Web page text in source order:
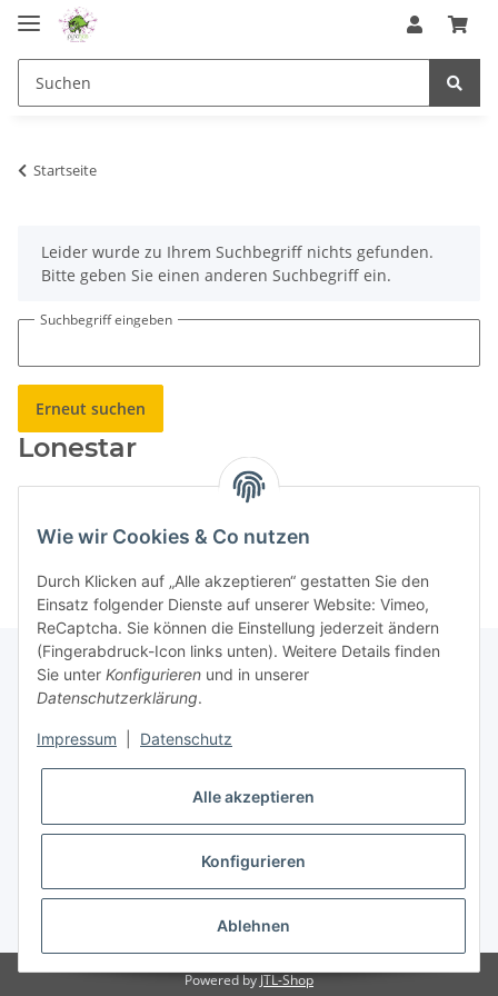
Startseite
xLeider wurde zu Ihrem Suchbegriff nichts gefunden.
Bitte geben Sie einen anderen Suchbegriff ein.
Suchbegriff eingeben
Erneut suchen
Lonestar
Kategorien
Informationen
Gesetzliche Informationen
* Alle Preise inkl. gesetzlicher USt.
Powered byJTL-Shop
Wie wir Cookies & Co nutzen
Durch Klicken auf „Alle akzeptieren“ gestatten Sie den
Einsatz folgender Dienste auf unserer Website: Vimeo,
ReCaptcha. Sie können die Einstellung jederzeit ändern
(Fingerabdruck-Icon links unten). Weitere Details finden
Sie unter Konfigurieren und in unserer
Datenschutzerklärung.
Impressum Datenschutz
Alle akzeptieren
Konfigurieren
Ablehnen